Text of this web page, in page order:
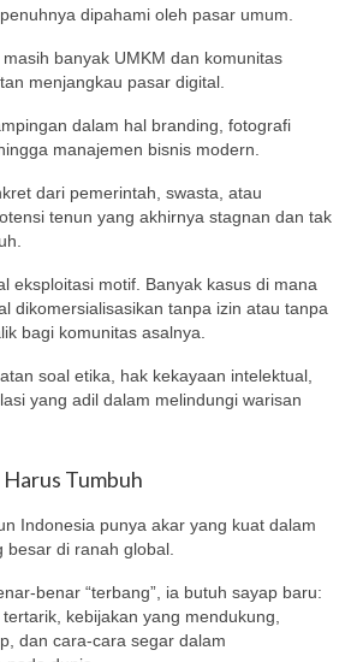
dipahami oleh pasar umum.
banyak UMKM dan komunitas
menjangkau pasar digital.
dalam hal branding, fotografi
hingga manajemen bisnis modern.
dari pemerintah, swasta, atau
tenun yang akhirnya stagnan dan tak
eksploitasi motif. Banyak kasus di mana
dikomersialisasikan tanpa izin atau tanpa
bagi komunitas asalnya.
soal etika, hak kekayaan intelektual,
yang adil dalam melindungi warisan
Tumbuh
Indonesia punya akar yang kuat dalam
di ranah global.
benar “terbang”, ia butuh sayap baru:
kebijakan yang mendukung,
dan cara-cara segar dalam